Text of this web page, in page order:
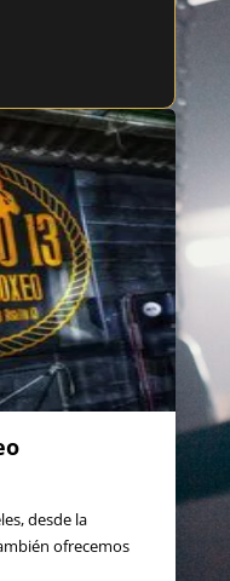
desde la
ofrecemos